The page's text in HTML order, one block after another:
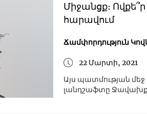
Միջանցք։
հարավում
Ճամփորդություն
22 Մարտի, 2021
Այս պատմության
լանդշաֆտը